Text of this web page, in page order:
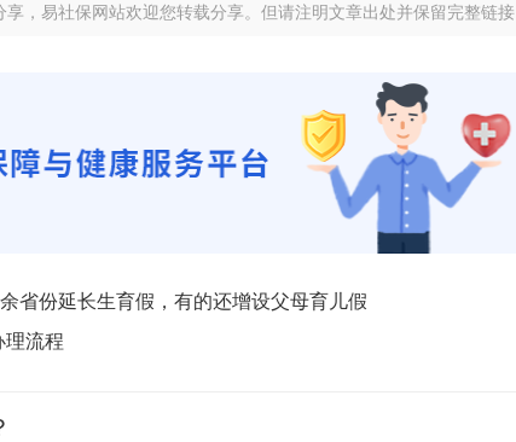
，易社保网站欢迎您转载分享。但请注明文章出处并保留完整链接
省份延长生育假，有的还增设父母育儿假
理流程